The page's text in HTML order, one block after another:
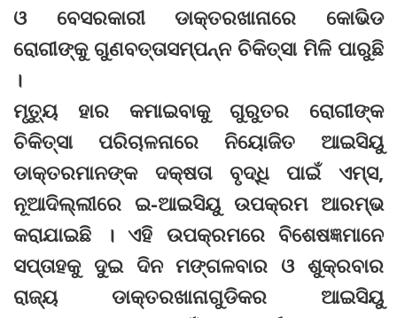
ଓ ବେସରକାରୀ ଡାକ୍ତରଖାନାରେ କୋଭିଡ
ରୋଗୀଙ୍କୁ ଗୁଣବତ୍ତାସମ୍ପନ୍ନ ଚିକିତ୍ସା ମିଳି ପାରୁଛି
।
ମୃତ୍ୟୁ ହାର କମାଇବାକୁ ଗୁରୁତର ରୋଗୀଙ୍କ
ଚିକିତ୍ସା ପରିଚାଳନାରେ ନିୟୋଜିତ ଆଇସିୟୁ
ଡାକ୍ତରମାନଙ୍କ ଦକ୍ଷତା ବୃଦ୍ଧି ପାଇଁ ଏମ୍ସ,
ନୂଆଦିଲ୍ଲୀରେ ଇ-ଆଇସିୟୁ ଉପକ୍ରମ ଆରମ୍ଭ
କରାଯାଇଛି । ଏହି ଉପକ୍ରମରେ ବିଶେଷଜ୍ଞମାନେ
ସପ୍ତାହକୁ ଦୁଇ ଦିନ ମଙ୍ଗଳବାର ଓ ଶୁକ୍ରବାର
ରାଜ୍ୟ ଡାକ୍ତରଖାନାଗୁଡିକର ଆଇସିୟୁ